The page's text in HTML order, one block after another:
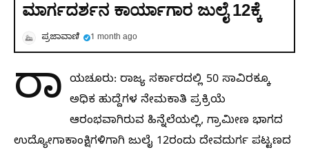
ಮಾರ್ಗದರ್ಶನ ಕಾರ್ಯಾಗಾರ ಜುಲೈ 12ಕ್ಕೆ
ಪ್ರಜಾವಾಣಿ 1 month ago
ರಾ ಯಚೂರು: ರಾಜ್ಯ ಸರ್ಕಾರದಲ್ಲಿ 50 ಸಾವಿರಕ್ಕೂ
ಅಧಿಕ ಹುದ್ದೆಗಳ ನೇಮಕಾತಿ ಪ್ರಕ್ರಿಯೆ
ಆರಂಭವಾಗಿರುವ ಹಿನ್ನೆಲೆಯಲ್ಲಿ, ಗ್ರಾಮೀಣ ಭಾಗದ
ಉದ್ಯೋಗಾಕಾಂಕ್ಷಿಗಳಿಗಾಗಿ ಜುಲೈ 12ರಂದು ದೇವದುರ್ಗ ಪಟ್ಟಣದ